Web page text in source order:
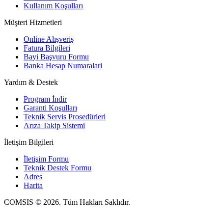
Kullanım Koşulları
Müşteri Hizmetleri
Online Alışveriş
Fatura Bilgileri
Bayi Başvuru Formu
Banka Hesap Numaralari
Yardım & Destek
Program İndir
Garanti Koşulları
Teknik Servis Prosedürleri
Arıza Takip Sistemi
İletişim Bilgileri
İletişim Formu
Teknik Destek Formu
Adres
Harita
COMSIS © 2026. Tüm Hakları Saklıdır.